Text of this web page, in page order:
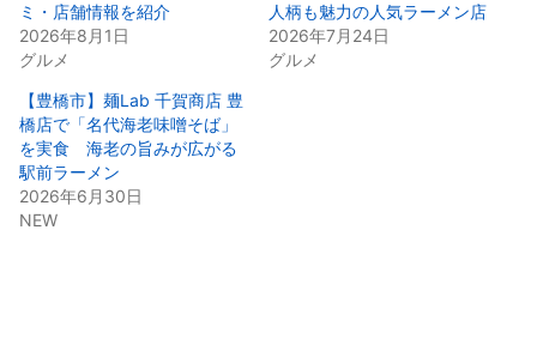
ミ・店舗情報を紹介
2026年8月1日
グルメ
人柄も魅力の人気ラーメン店
2026年7月24日
グルメ
【豊橋市】麺Lab 千賀商店 豊
橋店で「名代海老味噌そば」
を実食 海老の旨みが広がる
駅前ラーメン
2026年6月30日
NEW